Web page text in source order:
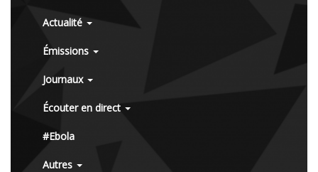
Actualité
Émissions
Journaux
Écouter en direct
#Ebola
Autres